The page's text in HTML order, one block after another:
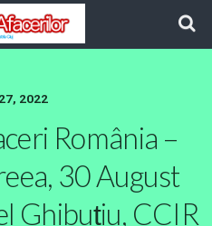
2022
România –
30 August
Ghibuțiu, CCIR